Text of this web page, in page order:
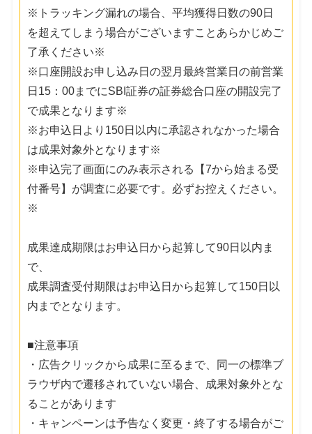
※トラッキング漏れの場合、平均獲得日数の90日
を超えてしまう場合がございますことあらかじめご
了承ください※
※口座開設お申し込み日の翌月最終営業日の前営業
日15：00までにSBI証券の証券総合口座の開設完了
で成果となります※
※お申込日より150日以内に承認されなかった場合
は成果対象外となります※
※申込完了画面にのみ表示される【7から始まる受
付番号】が調査に必要です。必ずお控えください。
※
成果達成期限はお申込日から起算して90日以内ま
で、
成果調査受付期限はお申込日から起算して150日以
内までとなります。
■注意事項
・広告クリックから成果に至るまで、同一の標準ブ
ラウザ内で遷移されていない場合、成果対象外とな
ることがあります
・キャンペーンは予告なく変更・終了する場合がご